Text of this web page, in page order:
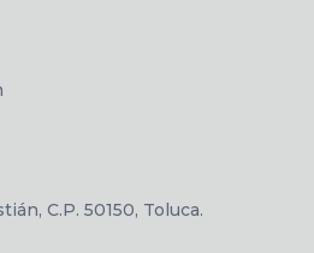
C.P. 50150, Toluca.